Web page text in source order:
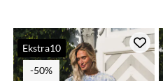
Ekstra10
-50%